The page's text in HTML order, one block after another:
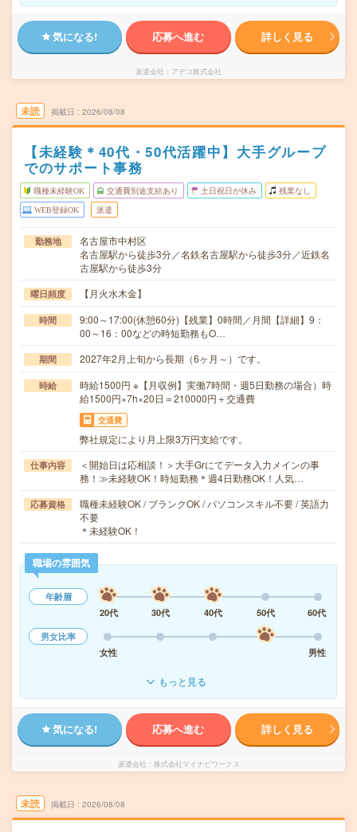
気になる! 応募へ進む 詳しく見る
派遣会社 アデコ株式会社
未読 掲載日 2026/08/08
【未経験＊40代・50代活躍中】大手グループ
でのサポート事務
職種未経験OK 交通費別途支給あり 土日祝日が休み 残業なし
WEB登録OK 派遣
勤務地
名古屋市中村区
名古屋駅から徒歩3分／名鉄名古屋駅から徒歩3分／近鉄名
古屋駅から徒歩3分
曜日頻度 【月火水木金】
時間
9:00～17:00(休憩60分)【残業】0時間／月間【詳細】9：
00～16：00などの時短勤務もO…
期間 2027年2月上旬から長期（6ヶ月～）です。
時給
時給1500円 ※【月収例】実働7時間・週5日勤務の場合）時
給1500円×7h×20日＝210000円＋交通費
交通費
弊社規定により月上限3万円支給です。
仕事内容
＜開始日は応相談！＞大手Grにてデータ入力メインの事
務！≫未経験OK！時短勤務＊週4日勤務OK！人気…
応募資格
職種未経験OK / ブランクOK / パソコンスキル不要 / 英語力
不要
＊未経験OK！
職場の雰囲気
年齢層
20代
30代 40代 50代
60代
男女比率
女性
男性
もっと見る
気になる! 応募へ進む 詳しく見る
派遣会社 株式会社マイナビワークス
未読 掲載日 2026/08/08